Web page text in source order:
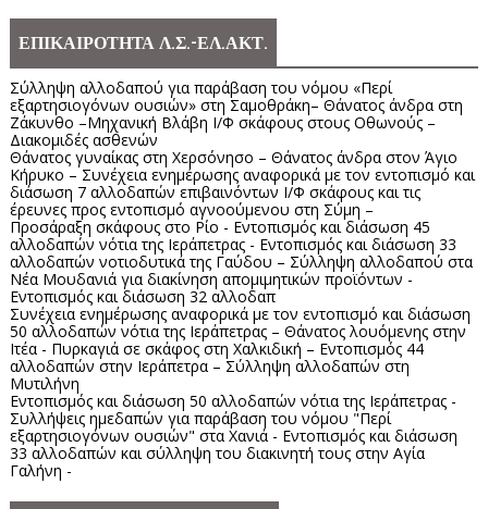
ΕΠΙΚΑΙΡΟΤΗΤΑ Λ.Σ.-ΕΛ.ΑΚΤ.
Σύλληψη αλλοδαπού για παράβαση του νόμου «Περί
εξαρτησιογόνων ουσιών» στη Σαμοθράκη– Θάνατος άνδρα στη
Ζάκυνθο –Μηχανική Βλάβη Ι/Φ σκάφους στους Οθωνούς –
Διακομιδές ασθενών
Θάνατος γυναίκας στη Χερσόνησο – Θάνατος άνδρα στον Άγιο
Κήρυκο – Συνέχεια ενημέρωσης αναφορικά με τον εντοπισμό και
διάσωση 7 αλλοδαπών επιβαινόντων Ι/Φ σκάφους και τις
έρευνες προς εντοπισμό αγνοούμενου στη Σύμη –
Προσάραξη σκάφους στο Ρίο - Εντοπισμός και διάσωση 45
αλλοδαπών νότια της Ιεράπετρας - Εντοπισμός και διάσωση 33
αλλοδαπών νοτιοδυτικά της Γαύδου – Σύλληψη αλλοδαπού στα
Νέα Μουδανιά για διακίνηση απομιμητικών προϊόντων -
Εντοπισμός και διάσωση 32 αλλοδαπ
Συνέχεια ενημέρωσης αναφορικά με τον εντοπισμό και διάσωση
50 αλλοδαπών νότια της Ιεράπετρας – Θάνατος λουόμενης στην
Ιτέα - Πυρκαγιά σε σκάφος στη Χαλκιδική – Εντοπισμός 44
αλλοδαπών στην Ιεράπετρα – Σύλληψη αλλοδαπών στη
Μυτιλήνη
Εντοπισμός και διάσωση 50 αλλοδαπών νότια της Ιεράπετρας -
Συλλήψεις ημεδαπών για παράβαση του νόμου "Περί
εξαρτησιογόνων ουσιών" στα Χανιά - Εντοπισμός και διάσωση
33 αλλοδαπών και σύλληψη του διακινητή τους στην Αγία
Γαλήνη -